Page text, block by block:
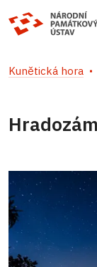
Kunětická hora